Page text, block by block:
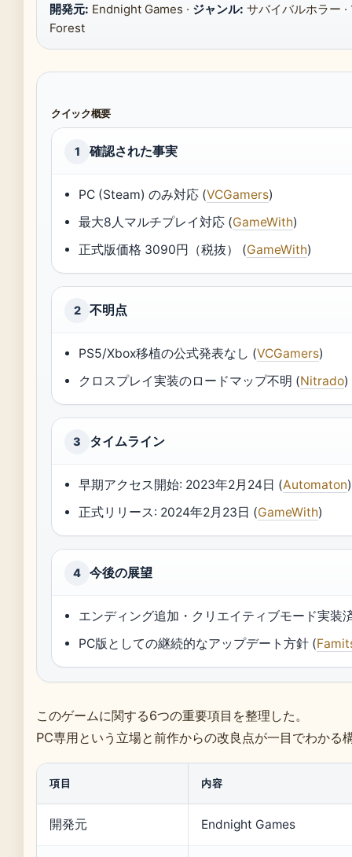
開発元: Endnight Games · ジャンル: サバイバルホラー ·
Forest
クイック概要
1 確認された事実
PC (Steam) のみ対応 (VCGamers)
最大8人マルチプレイ対応 (GameWith)
正式版価格 3090円（税抜） (GameWith)
2 不明点
PS5/Xbox移植の公式発表なし (VCGamers)
クロスプレイ実装のロードマップ不明 (Nitrado)
3 タイムライン
早期アクセス開始: 2023年2月24日 (Automaton)
正式リリース: 2024年2月23日 (GameWith)
4 今後の展望
エンディング追加・クリエイティブモード実装
PC版としての継続的なアップデート方針 (
このゲームに関する6つの重要項目を整理した。
PC専用という立場と前作からの改良点が一目でわかる
項目 内容
開発元 Endnight Games